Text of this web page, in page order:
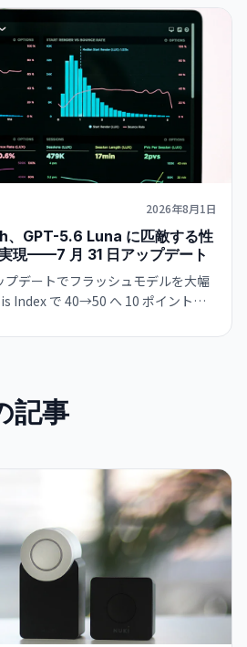
2026年8月1日
GPT-5.6 Luna に匹敵する性
現——7 月 31 日アップデート
デートでフラッシュモデルを大幅
Index で 40→50 へ 10 ポイント急
記事